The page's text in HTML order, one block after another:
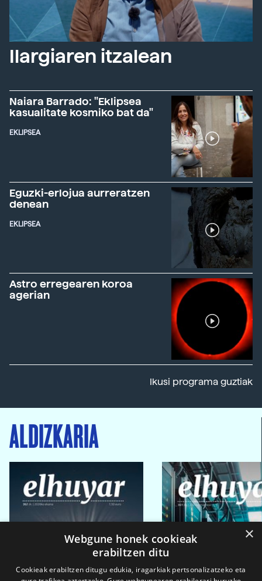
Ilargiaren itzalean
Naiara Barrado: "Eklipsea
kasualitate kosmiko bat da"
EKLIPSEA
Eguzki-erlojua aurreratzen
denean
EKLIPSEA
Astro erregearen koroa
agerian
Ikusi programa guztiak
ALDIZKARIA
×
Webgune honek cookieak
erabiltzen ditu
Cookieak erabiltzen ditugu edukia, iragarkiak pertsonalizatzeko eta